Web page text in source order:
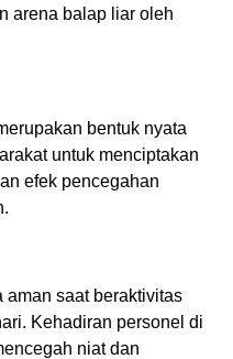
arena balap liar oleh
bentuk nyata
untuk menciptakan
efek pencegahan
aman saat beraktivitas
Kehadiran personel di
niat dan